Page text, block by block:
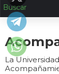
La